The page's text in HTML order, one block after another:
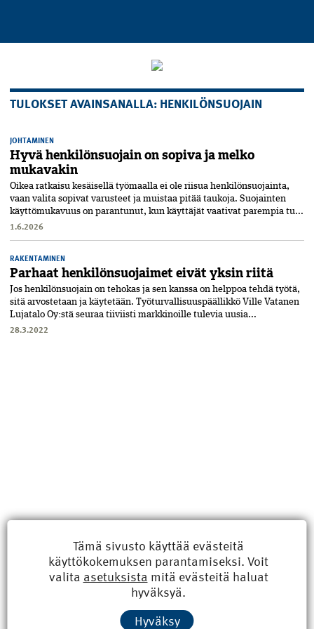
TULOKSET AVAINSANALLA: HENKILÖNSUOJAIN
JOHTAMINEN
Hyvä henkilönsuojain on sopiva ja melko
mukavakin
Oikea ratkaisu kesäisellä työmaalla ei ole riisua henkilönsuojainta,
vaan valita sopivat varusteet ja muistaa pitää taukoja. Suojainten
käyttömukavuus on parantunut, kun käyttäjät vaativat parempia tu...
1.6.2026
RAKENTAMINEN
Parhaat henkilönsuojaimet eivät yksin riitä
Jos henkilönsuojain on tehokas ja sen kanssa on helppoa tehdä työtä,
sitä arvostetaan ja käytetään. Työturvallisuuspäällikkö Ville Vatanen
Luja­talo Oy:stä seuraa tiiviisti markkinoille tulevia uusia...
28.3.2022
Uusimmat
Kyberisku kiinteistötietoihin haittaisi energiarakentamista
Tämä sivusto käyttää evästeitä
käyttökokemuksen parantamiseksi. Voit
valita asetuksista mitä evästeitä haluat
hyväksyä.
Hyväksy